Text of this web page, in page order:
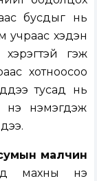
бусдыг нь
учраас хэдэн
хэрэгтэй гэж
хотноосоо
тусад нь
нэмэгдэж
малчин
махны үнэ